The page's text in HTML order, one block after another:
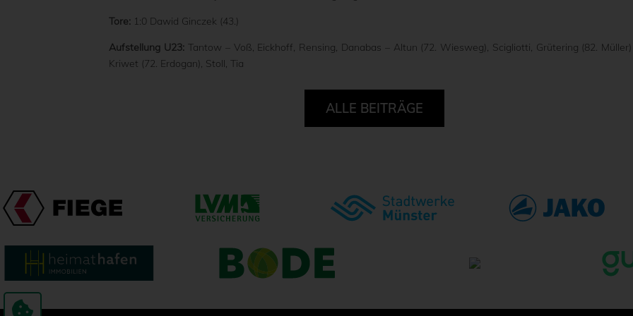
Tore: 1:0 Dawid Ginczek (43.)
Aufstellung U23: Tantow – Voß, Eickhoff, Rensing, Danabas – Altun (72. Wiesweg), Scigliotti, Grütering (82.
Kriwet (72. Erdogan), Stoll, Tia
ALLE BEITRÄGE